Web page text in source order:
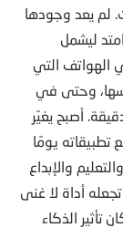
لم يعد وجودها
ليشمل
الهواتف التي
وحتى في
أصبح يغيّر
تطبيقاته يومًا
والإبداع
أداة لا غنى
تأثير الذكاء